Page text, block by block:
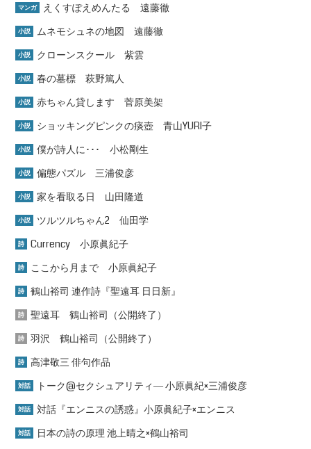
マンガ えくすぽえめんたる 遠藤徹
小説 ムネモシュネの地図 遠藤徹
小説 クローンスクール 紫雲
小説 春の墓標 萩野篤人
小説 赤ちゃん貸します 菅原美架
小説 ショッキングピンクの痰壺 青山YURI子
小説 僕が詩人に･･･ 小松剛生
小説 偏態パズル 三浦俊彦
小説 家を看取る日 山田隆道
小説 ツルツルちゃん2 仙田学
詩 Currency 小原眞紀子
詩 ここから月まで 小原眞紀子
詩 鶴山裕司 連作詩『聖遠耳 日日新』
詩 聖遠耳 鶴山裕司（公開終了）
詩 羽沢 鶴山裕司（公開終了）
詩 高津敬三 俳句作品
対話 トーク@セクシュアリティ― 小原眞紀×三浦俊彦
対話 対話『エンニスの誘惑』小原眞紀子×エンニス
対話 日本の詩の原理 池上晴之×鶴山裕司